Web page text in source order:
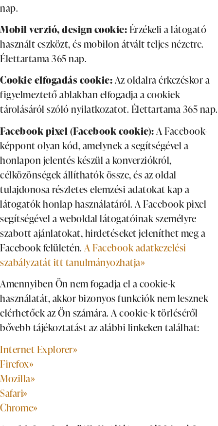
nap.
Mobil verzió, design cookie:Érzékeli a látogató
használt eszközt, és mobilon átvált teljes nézetre.
Élettartama 365 nap.
Cookie elfogadás cookie: Az oldalra érkezéskor a
figyelmeztető ablakban elfogadja a cookiek
tárolásáról szóló nyilatkozatot. Élettartama 365 nap.
Facebook pixel (Facebook cookie): A Facebook-
képpont olyan kód, amelynek a segítségével a
honlapon jelentés készül a konverziókról,
célközönségek állíthatók össze, és az oldal
tulajdonosa részletes elemzési adatokat kap a
látogatók honlap használatáról. A Facebook pixel
segítségével a weboldal látogatóinak személyre
szabott ajánlatokat, hirdetéseket jeleníthet meg a
Facebook felületén. A Facebook adatkezelési
szabályzatát itt tanulmányozhatja»
Amennyiben Ön nem fogadja el a cookie-k
használatát, akkor bizonyos funkciók nem lesznek
elérhetőek az Ön számára. A cookie-k törléséről
bővebb tájékoztatást az alábbi linkeken találhat:
Internet Explorer»
Firefox»
Mozilla»
Safari»
Chrome»